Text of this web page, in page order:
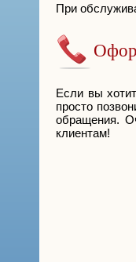
При
Если вы
просто
обращения.
клиентам!